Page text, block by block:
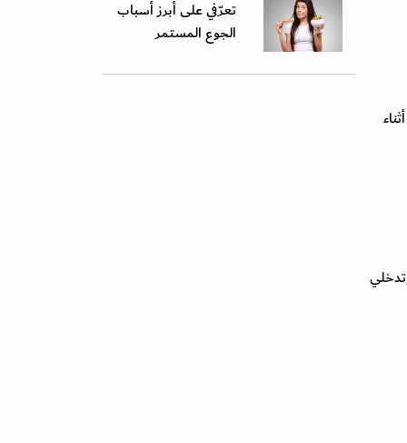
تعرّفي على أبرز أسباب
الجوع المستمر